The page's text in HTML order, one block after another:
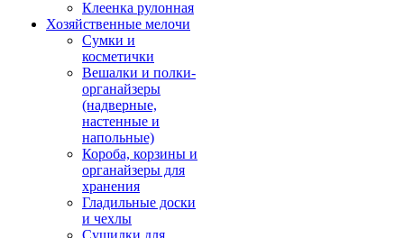
Клеенка рулонная
Хозяйственные мелочи
Сумки и
косметички
Вешалки и полки-
органайзеры
(надверные,
настенные и
напольные)
Короба, корзины и
органайзеры для
хранения
Гладильные доски
и чехлы
Сушилки для